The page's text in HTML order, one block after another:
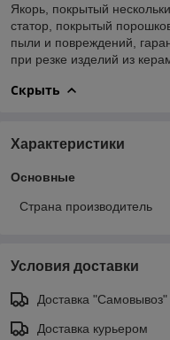
Якорь, покрытый
статор, покрытый
пыли и повреждений,
при резке изделий из
Скрыть
Характеристики
Основные
Страна производитель
Условия доставки
Доставка "Самовывоз"
Доставка курьером